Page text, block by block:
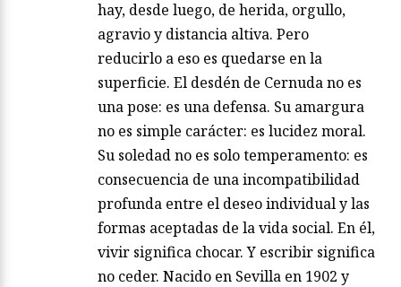
hay, desde luego, de herida, orgullo,
agravio y distancia altiva. Pero
reducirlo a eso es quedarse en la
superficie. El desdén de Cernuda no es
una pose: es una defensa. Su amargura
no es simple carácter: es lucidez moral.
Su soledad no es solo temperamento: es
consecuencia de una incompatibilidad
profunda entre el deseo individual y las
formas aceptadas de la vida social. En él,
vivir significa chocar. Y escribir significa
no ceder. Nacido en Sevilla en 1902 y